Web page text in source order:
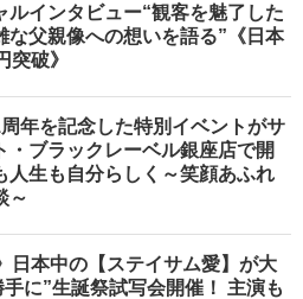
ルインタビュー“観客を魅了した
な父親像への想いを語る”《日本
突破》
年を記念した特別イベントがサ
・ブラックレーベル銀座店で開
生も自分らしく～笑顔あふれ
～
日本中の【ステイサム愛】が大
に”生誕祭試写会開催！ 主演も